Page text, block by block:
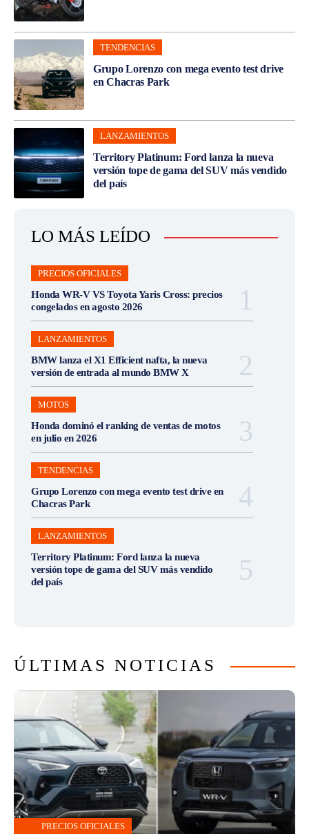
TENDENCIAS
Grupo Lorenzo con mega evento test drive
en Chacras Park
LANZAMIENTOS
Territory Platinum: Ford lanza la nueva
versión tope de gama del SUV más vendido
del país
LO MÁS LEÍDO
PRECIOS OFICIALES
Honda WR-V VS Toyota Yaris Cross: precios
congelados en agosto 2026
LANZAMIENTOS
BMW lanza el X1 Efficient nafta, la nueva
versión de entrada al mundo BMW X
MOTOS
Honda dominó el ranking de ventas de motos
en julio en 2026
TENDENCIAS
Grupo Lorenzo con mega evento test drive en
Chacras Park
LANZAMIENTOS
Territory Platinum: Ford lanza la nueva
versión tope de gama del SUV más vendido
del país
ÚLTIMAS NOTICIAS
PRECIOS OFICIALES